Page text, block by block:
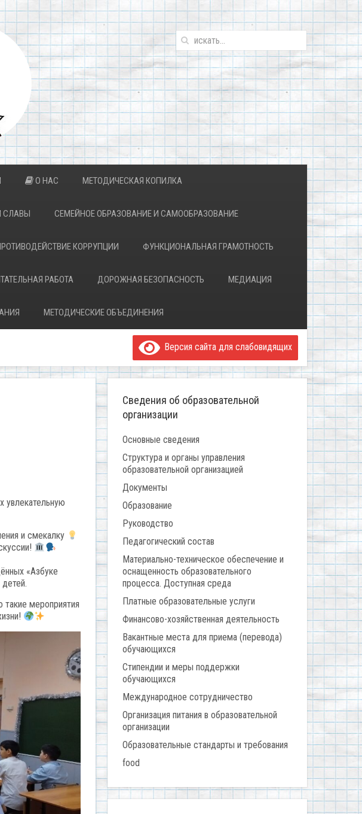
О НАС МЕТОДИЧЕСКАЯ КОПИЛКА
СЛАВЫ СЕМЕЙНОЕ ОБРАЗОВАНИЕ И САМООБРАЗОВАНИЕ
КОРРУПЦИИ ФУНКЦИОНАЛЬНАЯ ГРАМОТНОСТЬ
РАБОТА ДОРОЖНАЯ БЕЗОПАСНОСТЬ МЕДИАЦИЯ
МЕТОДИЧЕСКИЕ ОБЪЕДИНЕНИЯ
Версия сайта для слабовидящих
увлекательную
и смекалку
«Азбуке
такие мероприятия
Сведения об образовательной
организации
Основные сведения
Структура и органы управления
образовательной организацией
Документы
Образование
Руководство
Педагогический состав
Материально-техническое обеспечение и
оснащенность образовательного
процесса. Доступная среда
Платные образовательные услуги
Финансово-хозяйственная деятельность
Вакантные места для приема (перевода)
обучающихся
Стипендии и меры поддержки
обучающихся
Международное сотрудничество
Организация питания в образовательной
организации
Образовательные стандарты и требования
food